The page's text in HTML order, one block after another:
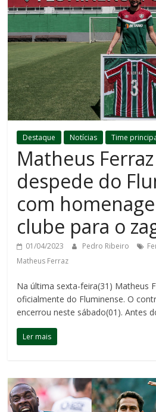
Destaque Notícias Time
Matheus
despede do
com
clube para o
01/04/2023 Pedro Ribeiro
Matheus Ferraz
Na última sexta-feira(31) Matheus
oficialmente do Fluminense. O
encerrou neste sábado(01). Antes
Ler mais